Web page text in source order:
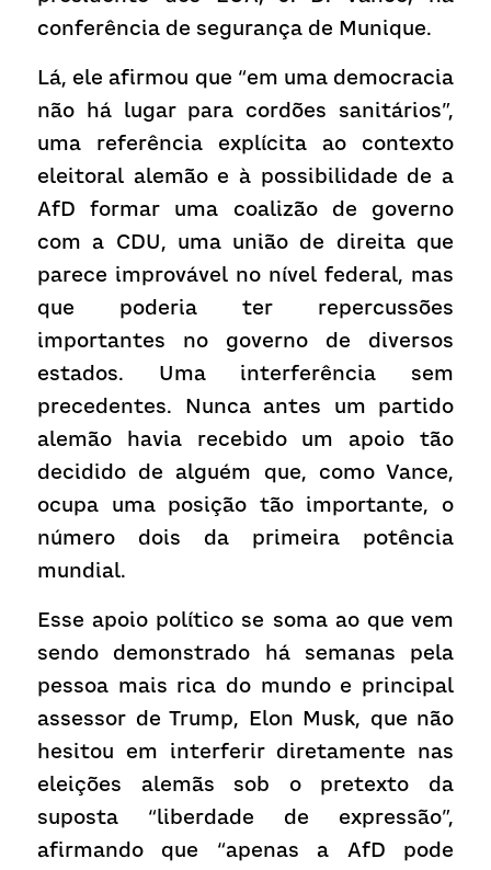
conferência de segurança de Munique.
Lá, ele afirmou que “em uma democracia
não há lugar para cordões sanitários”,
uma referência explícita ao contexto
eleitoral alemão e à possibilidade de a
AfD formar uma coalizão de governo
com a CDU, uma união de direita que
parece improvável no nível federal, mas
que poderia ter repercussões
importantes no governo de diversos
estados. Uma interferência sem
precedentes. Nunca antes um partido
alemão havia recebido um apoio tão
decidido de alguém que, como Vance,
ocupa uma posição tão importante, o
número dois da primeira potência
mundial.
Esse apoio político se soma ao que vem
sendo demonstrado há semanas pela
pessoa mais rica do mundo e principal
assessor de Trump, Elon Musk, que não
hesitou em interferir diretamente nas
eleições alemãs sob o pretexto da
suposta “liberdade de expressão”,
afirmando que “apenas a AfD pode